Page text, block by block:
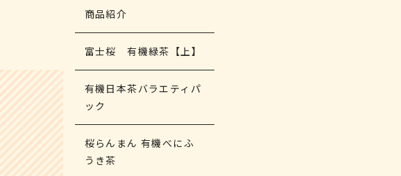
商品紹介
富士桜 有機緑茶【上】
有機日本茶バラエティパ
ック
桜らんまん 有機べにふ
うき茶